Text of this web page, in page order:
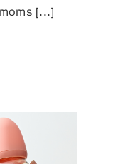
[...]